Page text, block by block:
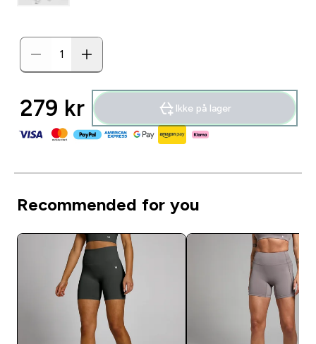
279 kr‎ Ikke på lager
Recommended for you